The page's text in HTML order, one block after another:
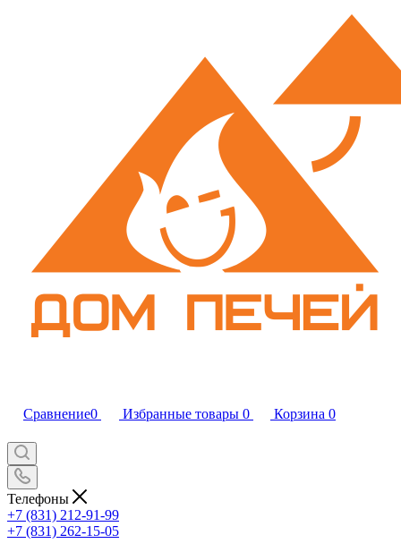
Сравнение0 Избранные товары 0 Корзина 0
Телефоны
+7 (831) 212-91-99
+7 (831) 262-15-05